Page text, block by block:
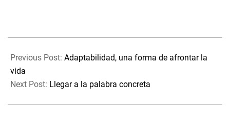
06-
18
Previous Post: Adaptabilidad, una forma de afrontar la
vida
Next Post: Llegar a la palabra concreta